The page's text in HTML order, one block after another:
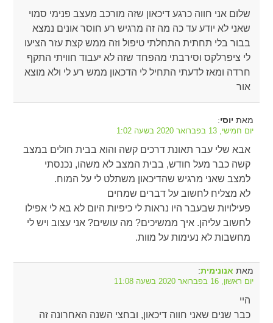
שלום אני חווה כרגע דיכאון שזה מורכב מעצב פנימי סמוי
שאני לא יודע עד כה מה זה מרגיש רע חוסר אונים נמצא
בבור בלי תחתית התחלתי טיפול וזה ממש קצת עזר הציעו
לי ציפרלקס וסירבתי מהפחד שזה לא יעבוד חוויתי התקף
חרדה ומאז לדעתי התחיל לי הדכאון ממש רע לי ולא מוצא
אור
מאת יוסי:
יום חמישי, 13 בפברואר 2020 בשעה 1:02
אבא שלי עבר תאונת דרכים קשה והוא בבית חולים במצב
קשה כבר מעל חודש, בבית המצב לא משהו, נכנסתי
למצב שאני מרגיש שהדיכאון משתלט לי על המוח.
לא מצליח לחשוב על דברים שמחים
פעילויות שבעבר היו נראות לי כיפיות היום לא בא לי אפילו
לחשוב עליהן. איך ממשיכים? מה עושים? אני עצוב ויש לי
מחשבות לא נעימות על מוות.
מאת אנונימית:
יום ראשון, 16 בפברואר 2020 בשעה 11:08
היי
כבר שנים שאני חווה דיכאון, ובחצי השנה האחרונה זה